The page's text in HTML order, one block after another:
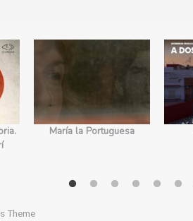
María la Portuguesa
Theme